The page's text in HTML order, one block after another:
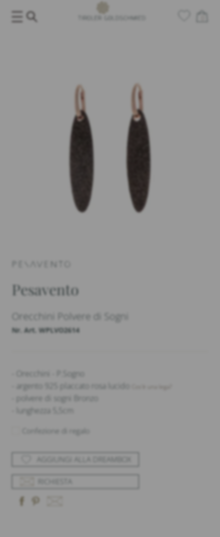
Pesavento
Orecchini Polvere di Sogni
Nr. Art. WPLVO2614
- Orecchini - P.Sogno
- argento 925 placcato rosa lucido
- polvere di sogni Bronzo
- lunghezza 5,5cm
Confezione di regalo